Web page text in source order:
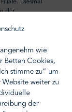
Diesmal
der
LUXE by
wie
Betten Cookies,
stimme zu“ um
Website weiter zu
der